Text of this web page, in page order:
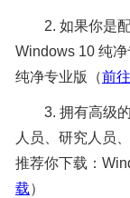
2. 如果你是配
Windows 10 纯
纯净专业版（前
3. 拥有高级的
人员、研究人员
推荐你下载：
载）